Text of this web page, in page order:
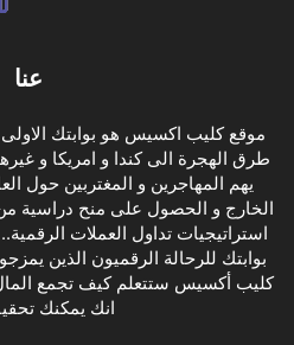
عنا
موقع كليب اكسيس هو بوابتك
طرق الهجرة الى كندا و امريكا و
يهم المهاجرين و المغتربين حول
الخارج و الحصول على منح دراسية من
استراتيجيات تداول العملات
بوابتك للرحالة الرقميون الذين
كليب أكسيس ستتعلم كيف تجمع
انك يمكنك